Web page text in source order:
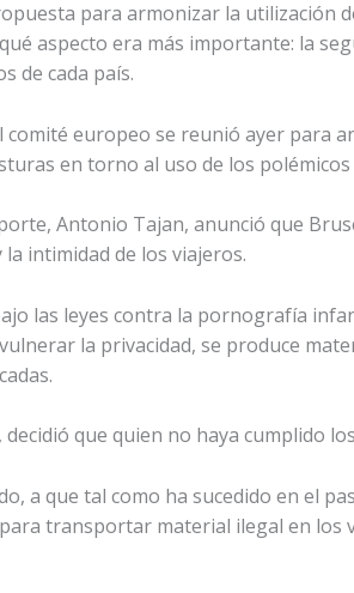
para armonizar la utilización
aspecto era más importante: la
de cada país.
europeo se reunió ayer para
en torno al uso de los polémicos
Antonio Tajan, anunció que
intimidad de los viajeros.
las leyes contra la pornografía
la privacidad, se produce
que quien no haya cumplido
a que tal como ha sucedido en el
transportar material ilegal en los